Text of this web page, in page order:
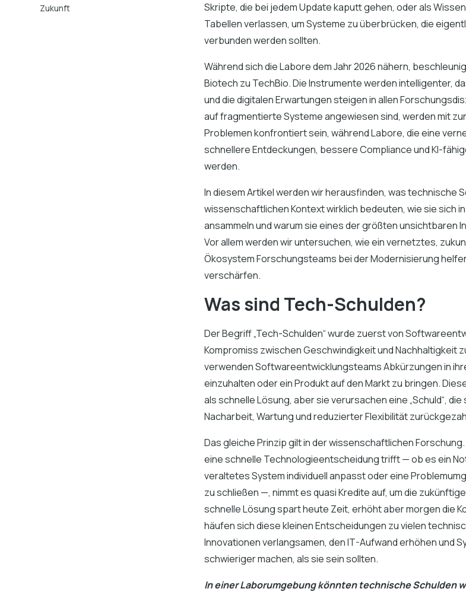
Zukunft
Skripte, die bei jedem Update kaputt gehen, oder als
Tabellen verlassen, um Systeme zu überbrücken, die
verbunden werden sollten.
Während sich die Labore dem Jahr 2026 nähern,
Biotech zu TechBio. Die Instrumente werden intelligenter,
und die digitalen Erwartungen steigen in allen
auf fragmentierte Systeme angewiesen sind, werden mit
Problemen konfrontiert sein, während Labore, die eine
schnellere Entdeckungen, bessere Compliance und KI-
werden.
In diesem Artikel werden wir herausfinden, was technische
wissenschaftlichen Kontext wirklich bedeuten, wie sie sich
ansammeln und warum sie eines der größten unsichtbaren
Vor allem werden wir untersuchen, wie ein vernetztes,
Ökosystem Forschungsteams bei der Modernisierung
verschärfen.
Was sind Tech-Schulden?
Der Begriff „Tech-Schulden“ wurde zuerst von
Kompromiss zwischen Geschwindigkeit und Nachhaltigkeit
verwenden Softwareentwicklungsteams Abkürzungen in
einzuhalten oder ein Produkt auf den Markt zu bringen.
als schnelle Lösung, aber sie verursachen eine „Schuld“, die
Nacharbeit, Wartung und reduzierter Flexibilität
Das gleiche Prinzip gilt in der wissenschaftlichen
eine schnelle Technologieentscheidung trifft — ob es ein
veraltetes System individuell anpasst oder eine
zu schließen —, nimmt es quasi Kredite auf, um die
schnelle Lösung spart heute Zeit, erhöht aber morgen die
häufen sich diese kleinen Entscheidungen zu vielen
Innovationen verlangsamen, den IT-Aufwand erhöhen und
schwieriger machen, als sie sein sollten.
In einer Laborumgebung könnten technische Schulden